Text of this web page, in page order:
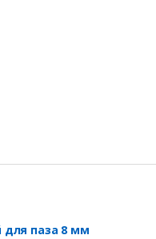
для паза 8 мм